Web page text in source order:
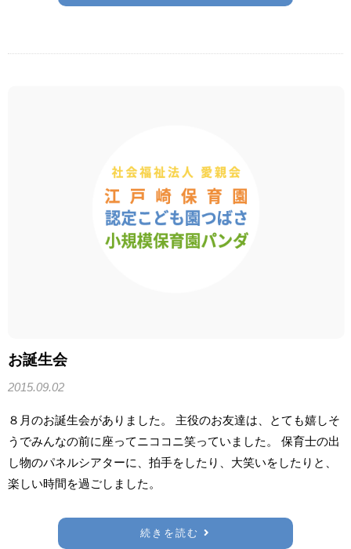
お誕生会
2015.09.02
８月のお誕生会がありました。 主役のお友達は、とても嬉しそ
うでみんなの前に座ってニココニ笑っていました。 保育士の出
し物のパネルシアターに、拍手をしたり、大笑いをしたりと、
楽しい時間を過ごしました。
続きを読む